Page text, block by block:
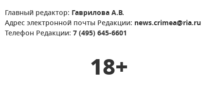
Главный редактор: Гаврилова А.В.
Адрес электронной почты Редакции: news.crimea@ria.ru
Телефон Редакции: 7 (495) 645-6601
18+